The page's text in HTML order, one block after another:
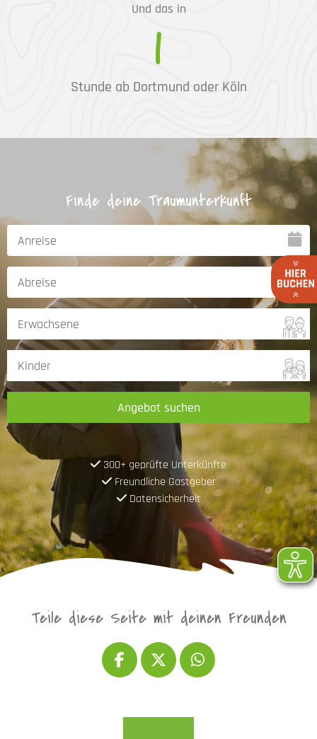
Und das in
1
Stunde ab Dortmund oder Köln
Finde deine Traumunterkunft
Angebot suchen
300+ geprüfte Unterkünfte
Freundliche Gastgeber
Datensicherheit
Teile diese Seite mit deinen Freunden